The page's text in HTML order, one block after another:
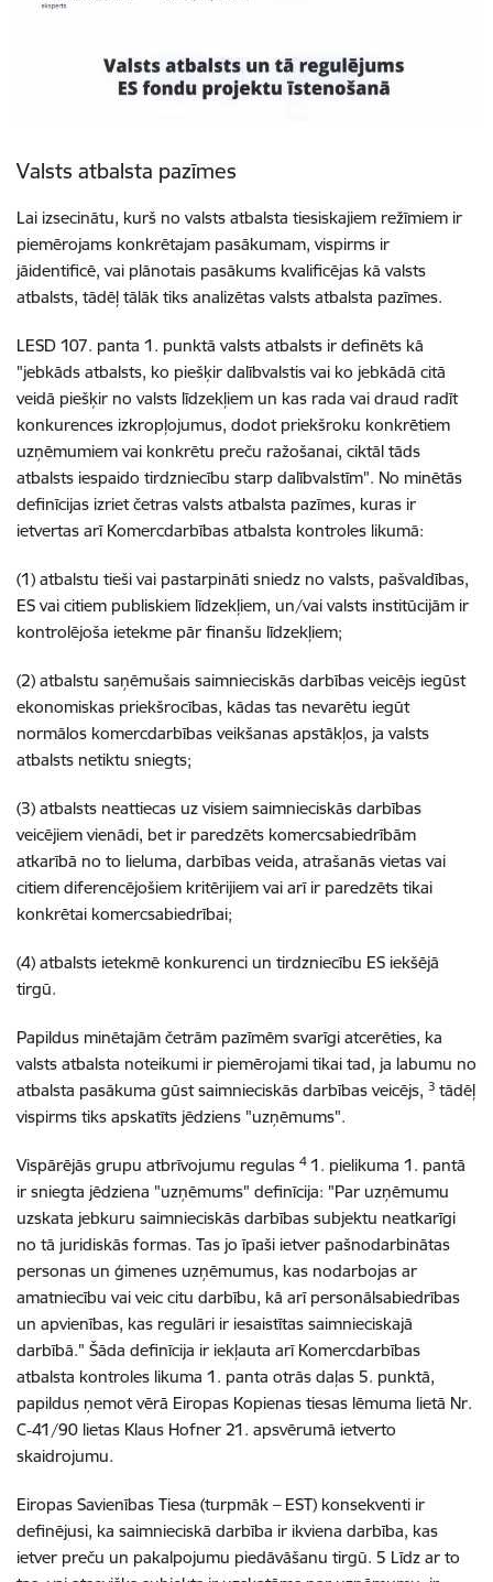
Valsts atbalsta pazīmes
Lai izsecinātu, kurš no valsts atbalsta tiesiskajiem režīmiem ir
piemērojams konkrētajam pasākumam, vispirms ir
jāidentificē, vai plānotais pasākums kvalificējas kā valsts
atbalsts, tādēļ tālāk tiks analizētas valsts atbalsta pazīmes.
LESD 107. panta 1. punktā valsts atbalsts ir definēts kā
"jebkāds atbalsts, ko piešķir dalībvalstis vai ko jebkādā citā
veidā piešķir no valsts līdzekļiem un kas rada vai draud radīt
konkurences izkropļojumus, dodot priekšroku konkrētiem
uzņēmumiem vai konkrētu preču ražošanai, ciktāl tāds
atbalsts iespaido tirdzniecību starp dalībvalstīm". No minētās
definīcijas izriet četras valsts atbalsta pazīmes, kuras ir
ietvertas arī Komercdarbības atbalsta kontroles likumā:
(1) atbalstu tieši vai pastarpināti sniedz no valsts, pašvaldības,
ES vai citiem publiskiem līdzekļiem, un/vai valsts institūcijām ir
kontrolējoša ietekme pār finanšu līdzekļiem;
(2) atbalstu saņēmušais saimnieciskās darbības veicējs iegūst
ekonomiskas priekšrocības, kādas tas nevarētu iegūt
normālos komercdarbības veikšanas apstākļos, ja valsts
atbalsts netiktu sniegts;
(3) atbalsts neattiecas uz visiem saimnieciskās darbības
veicējiem vienādi, bet ir paredzēts komercsabiedrībām
atkarībā no to lieluma, darbības veida, atrašanās vietas vai
citiem diferencējošiem kritērijiem vai arī ir paredzēts tikai
konkrētai komercsabiedrībai;
(4) atbalsts ietekmē konkurenci un tirdzniecību ES iekšējā
tirgū.
Papildus minētajām četrām pazīmēm svarīgi atcerēties, ka
valsts atbalsta noteikumi ir piemērojami tikai tad, ja labumu no
atbalsta pasākuma gūst saimnieciskās darbības veicējs, 3 tādēļ
vispirms tiks apskatīts jēdziens "uzņēmums".
Vispārējās grupu atbrīvojumu regulas 41. pielikuma 1. pantā
ir sniegta jēdziena "uzņēmums" definīcija: "Par uzņēmumu
uzskata jebkuru saimnieciskās darbības subjektu neatkarīgi
no tā juridiskās formas. Tas jo īpaši ietver pašnodarbinātas
personas un ģimenes uzņēmumus, kas nodarbojas ar
amatniecību vai veic citu darbību, kā arī personālsabiedrības
un apvienības, kas regulāri ir iesaistītas saimnieciskajā
darbībā." Šāda definīcija ir iekļauta arī Komercdarbības
atbalsta kontroles likuma 1. panta otrās daļas 5. punktā,
papildus ņemot vērā Eiropas Kopienas tiesas lēmuma lietā Nr.
C‐41/90 lietas Klaus Hofner 21. apsvērumā ietverto
skaidrojumu.
Eiropas Savienības Tiesa (turpmāk – EST) konsekventi ir
definējusi, ka saimnieciskā darbība ir ikviena darbība, kas
ietver preču un pakalpojumu piedāvāšanu tirgū. 5 Līdz ar to